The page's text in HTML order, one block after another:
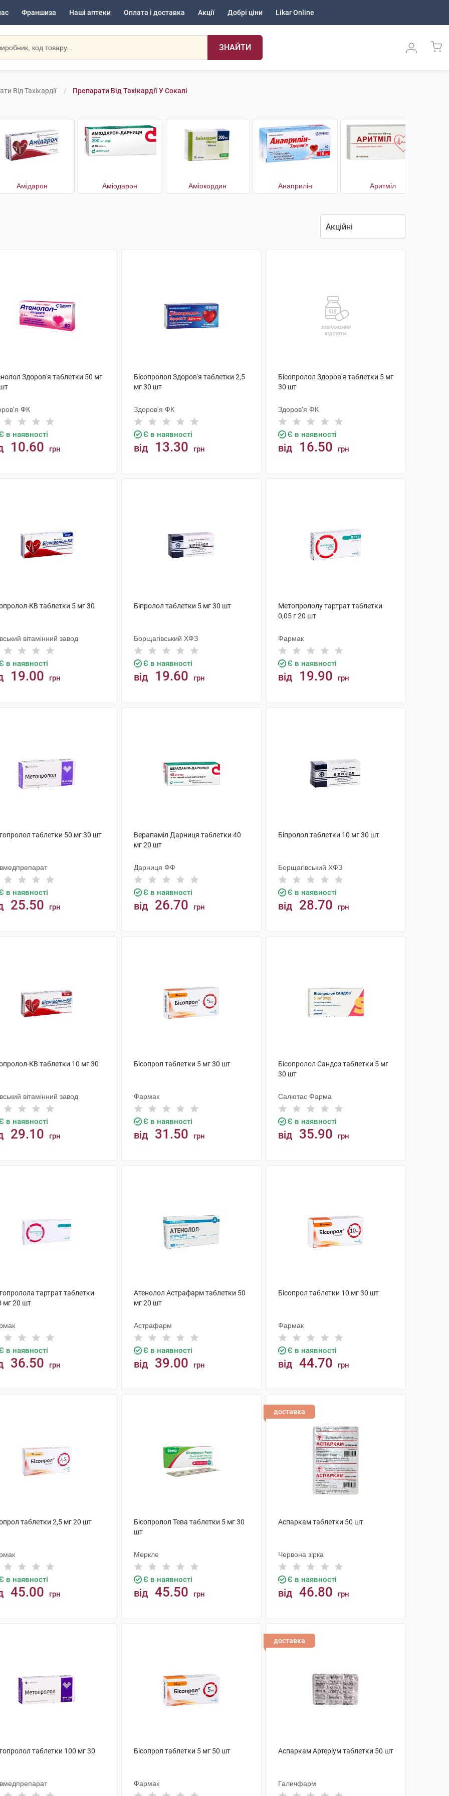
Франшиза Наші аптеки Оплата і доставка Акції Добрі ціни Likar Online
ЗНАЙТИ
Від Тахікардії Препарати Від Тахікардії У Сокалі
Амідарон Аміодарон Аміокордин Анаприлін Аритміл
Здоров'я таблетки 50 мг
ФК
в наявності
10.60 грн
Бісопролол Здоров'я таблетки 2,5
мг 30 шт
Здоров'я ФК
Є в наявності
від 13.30 грн
Бісопролол Здоров'я таблетки 5 мг
30 шт
Здоров'я ФК
Є в наявності
від 16.50 грн
КВ таблетки 5 мг 30
вітамінний завод
в наявності
19.00 грн
Біпролол таблетки 5 мг 30 шт
Борщагівський ХФЗ
Є в наявності
від 19.60 грн
Метопрололу тартрат таблетки
0,05 г 20 шт
Фармак
Є в наявності
від 19.90 грн
таблетки 50 мг 30 шт
в наявності
25.50 грн
Верапаміл Дарниця таблетки 40
мг 20 шт
Дарниця ФФ
Є в наявності
від 26.70 грн
Біпролол таблетки 10 мг 30 шт
Борщагівський ХФЗ
Є в наявності
від 28.70 грн
КВ таблетки 10 мг 30
вітамінний завод
в наявності
29.10 грн
Бісопрол таблетки 5 мг 30 шт
Фармак
Є в наявності
від 31.50 грн
Бісопролол Сандоз таблетки 5 мг
30 шт
Салютас Фарма
Є в наявності
від 35.90 грн
тартрат таблетки
мг 20 шт
в наявності
36.50 грн
Атенолол Астрафарм таблетки 50
мг 20 шт
Астрафарм
Є в наявності
від 39.00 грн
Бісопрол таблетки 10 мг 30 шт
Фармак
Є в наявності
від 44.70 грн
таблетки 2,5 мг 20 шт
в наявності
45.00 грн
Бісопролол Тева таблетки 5 мг 30
шт
Меркле
Є в наявності
від 45.50 грн
доставка
Аспаркам таблетки 50 шт
Червона зірка
Є в наявності
від 46.80 грн
таблетки 100 мг 30
Бісопрол таблетки 5 мг 50 шт
Фармак
доставка
Аспаркам Артеріум таблетки 50 шт
Галичфарм